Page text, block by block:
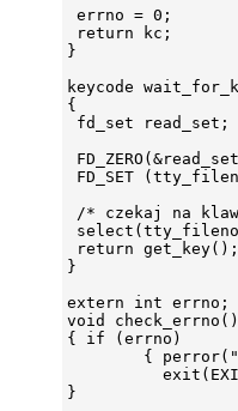
errno = 0;
return kc;
}
keycode
{
fd_set read_set;
FD_SET
/* czekaj na
return get_key();
}
extern int errno;
void check_errno()
{ if (errno)
{
}